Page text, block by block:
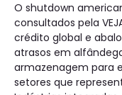
O shutdown
consultados pela
crédito global e
atrasos em
armazenagem para
setores que